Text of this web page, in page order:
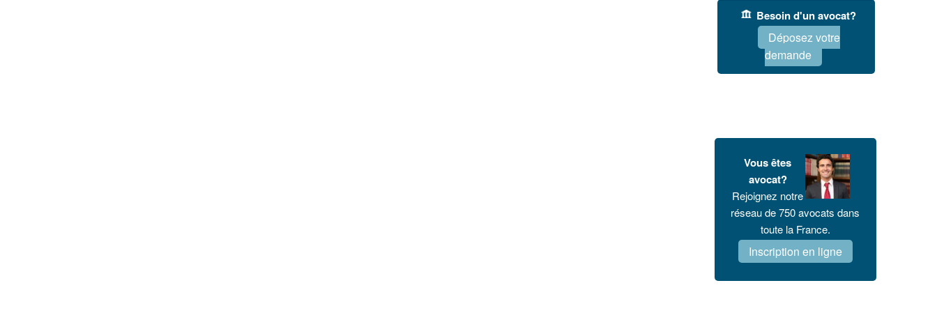
Besoin d'un avocat?
Déposez votre
demande
Vous êtes
avocat?
Rejoignez notre
réseau de 750 avocats dans
toute la France.
Inscription en ligne